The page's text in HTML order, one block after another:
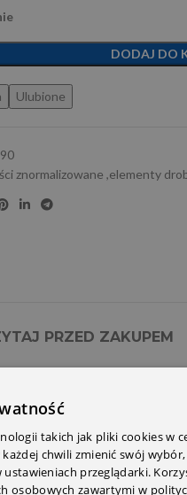
DODAJ DO
Ulubione
znormalizowane ,elementy
PRZED ZAKUPEM
takich jak pliki cookies w
chwili zmienić swój wybór,
przeglądarki.
osobowych zawartymi w